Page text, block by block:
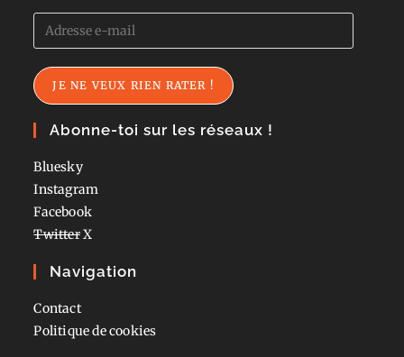
Adresse
e-
mail
JE NE VEUX RIEN RATER !
Abonne-toi sur les réseaux !
Bluesky
Instagram
Facebook
TwitterX
Navigation
Contact
Politique de cookies